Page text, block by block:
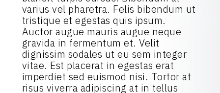
varius vel pharetra. Felis bibendum ut
tristique et egestas quis ipsum.
Auctor augue mauris augue neque
gravida in fermentum et. Velit
dignissim sodales ut eu sem integer
vitae. Est placerat in egestas erat
imperdiet sed euismod nisi. Tortor at
risus viverra adipiscing at in tellus